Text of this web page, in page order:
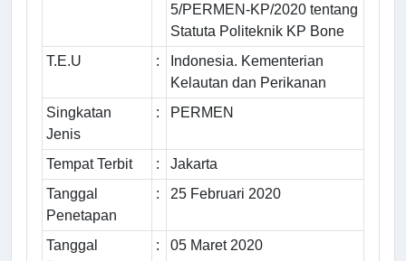
5/PERMEN-KP/2020 tentang
Statuta Politeknik KP Bone
T.E.U
:
Indonesia. Kementerian
Kelautan dan Perikanan
Singkatan
Jenis
: PERMEN
Tempat Terbit :
Jakarta
Tanggal
Penetapan
: 25 Februari 2020
Tanggal
: 05 Maret 2020